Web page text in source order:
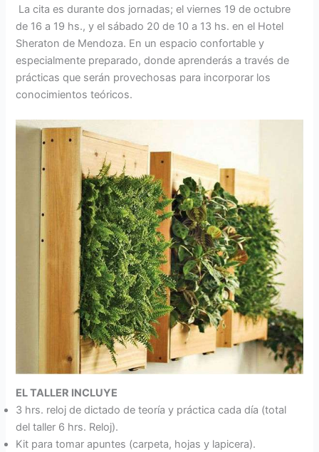
La cita es durante dos jornadas; el viernes 19 de octubre
de 16 a 19 hs., y el sábado 20 de 10 a 13 hs. en el Hotel
Sheraton de Mendoza. En un espacio confortable y
especialmente preparado, donde aprenderás a través de
prácticas que serán provechosas para incorporar los
conocimientos teóricos.
EL TALLER INCLUYE
3 hrs. reloj de dictado de teoría y práctica cada día (total
del taller 6 hrs. Reloj).
Kit para tomar apuntes (carpeta, hojas y lapicera).